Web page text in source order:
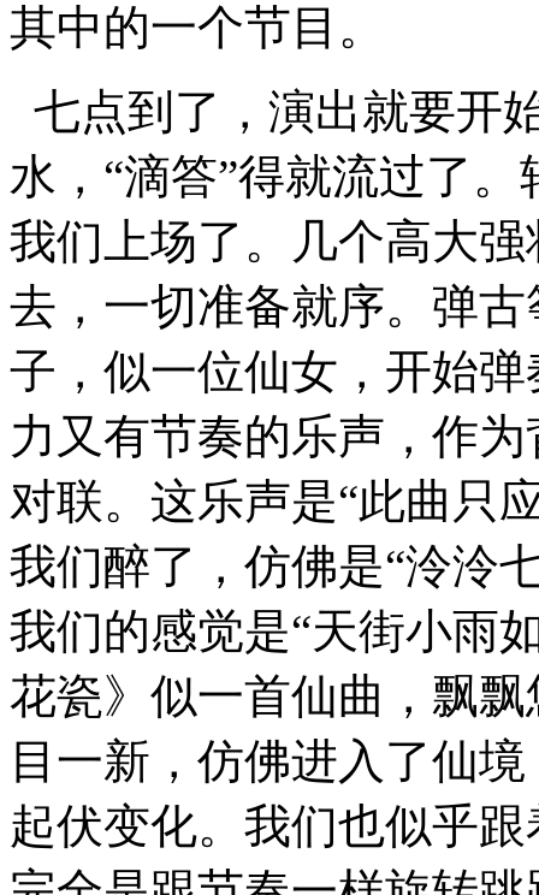
其中的一个节目。
七点到了，演出就要开
水，“滴答”得就流过了
我们上场了。几个高大
去，一切准备就序。弹
子，似一位仙女，开始
力又有节奏的乐声，作
对联。这乐声是“此曲只
我们醉了，仿佛是“泠泠
我们的感觉是“天街小雨
花瓷》似一首仙曲，飘
目一新，仿佛进入了仙
起伏变化。我们也似乎